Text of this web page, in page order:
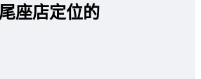
座店定位的